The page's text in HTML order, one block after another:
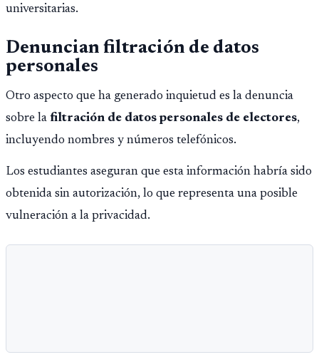
universitarias.
Denuncian filtración de datos
personales
Otro aspecto que ha generado inquietud es la denuncia
sobre la filtración de datos personales de electores,
incluyendo nombres y números telefónicos.
Los estudiantes aseguran que esta información habría sido
obtenida sin autorización, lo que representa una posible
vulneración a la privacidad.